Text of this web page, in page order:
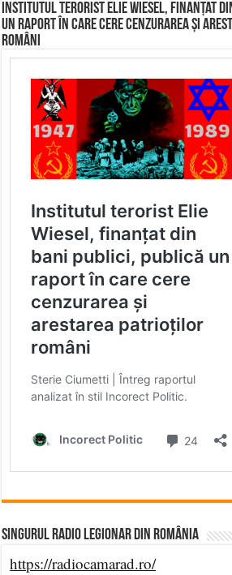
Institutul terorist Elie Wiesel, finanțat
un raport în care cere cenzurarea și
români
Singurul Radio Legionar din România
https://radiocamarad.ro/